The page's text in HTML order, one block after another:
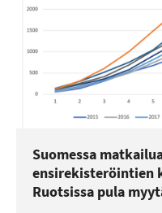
Suomessa
ensirekisteröintien
Ruotsissa pula